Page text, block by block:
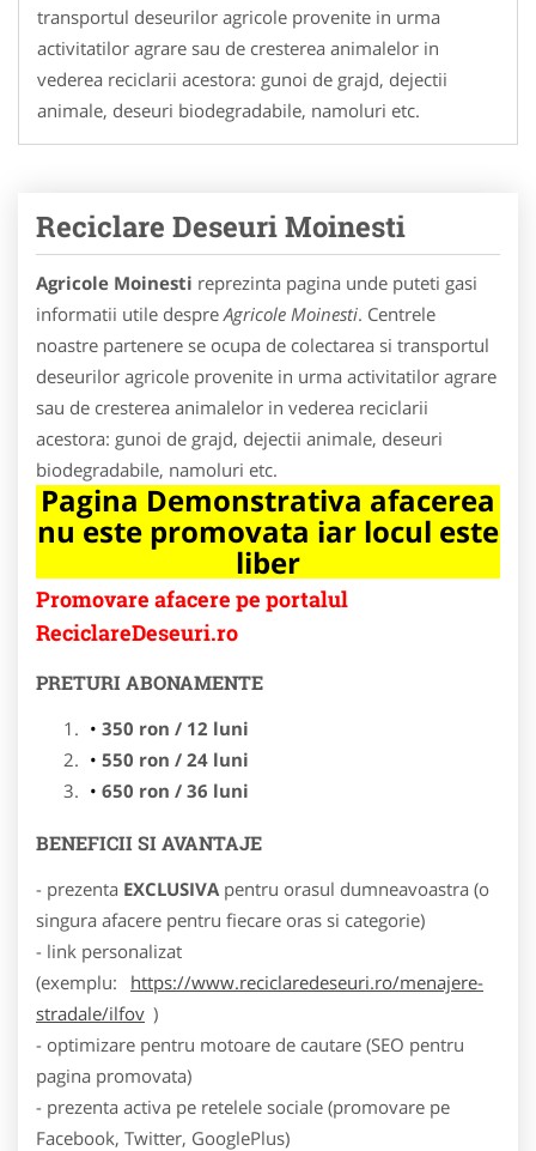
transportul deseurilor agricole provenite in urma
activitatilor agrare sau de cresterea animalelor in
vederea reciclarii acestora: gunoi de grajd, dejectii
animale, deseuri biodegradabile, namoluri etc.
Reciclare Deseuri Moinesti
Agricole Moinesti reprezinta pagina unde puteti gasi
informatii utile despre Agricole Moinesti. Centrele
noastre partenere se ocupa de colectarea si transportul
deseurilor agricole provenite in urma activitatilor agrare
sau de cresterea animalelor in vederea reciclarii
acestora: gunoi de grajd, dejectii animale, deseuri
biodegradabile, namoluri etc.
Pagina Demonstrativa afacerea
nu este promovata iar locul este
liber
Promovare afacere pe portalul
ReciclareDeseuri.ro
PRETURI ABONAMENTE
350 ron / 12 luni
550 ron / 24 luni
650 ron / 36 luni
BENEFICII SI AVANTAJE
- prezenta EXCLUSIVA pentru orasul dumneavoastra (o
singura afacere pentru fiecare oras si categorie)
- link personalizat
(exemplu:
https://www.reciclaredeseuri.ro/menajere-
stradale/ilfov )
- optimizare pentru motoare de cautare (SEO pentru
pagina promovata)
- prezenta activa pe retelele sociale (promovare pe
Facebook, Twitter, GooglePlus)